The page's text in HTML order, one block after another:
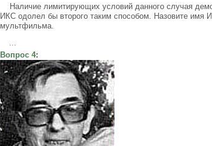
Наличие лимитирующих условий данного случая
ИКС одолел бы второго таким способом. Назовите имя
мультфильма.
Вопрос 4: